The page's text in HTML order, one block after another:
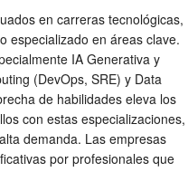
en carreras tecnológicas,
especializado en áreas clave.
IA Generativa y
(DevOps, SRE) y Data
de habilidades eleva los
con estas especializaciones,
demanda. Las empresas
por profesionales que